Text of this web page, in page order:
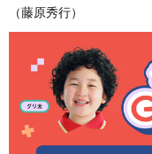
（藤原秀行）